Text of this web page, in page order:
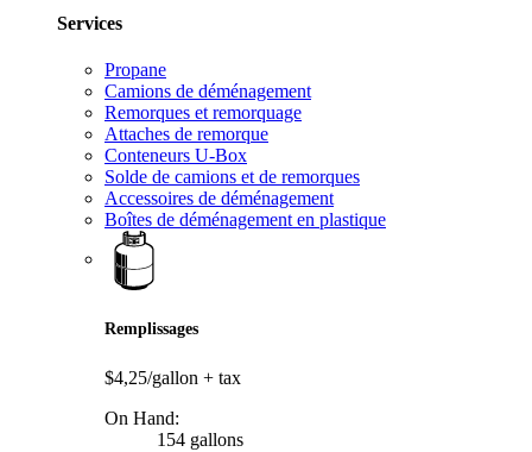
Services
Propane
Camions de déménagement
Remorques et remorquage
Attaches de remorque
Conteneurs U-Box
Solde de camions et de remorques
Accessoires de déménagement
Boîtes de déménagement en plastique
Remplissages
$4,25/gallon + tax
On Hand:
154 gallons